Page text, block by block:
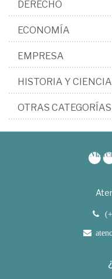
DERECHO
ECONOMÍA
EMPRESA
HISTORIA Y
OTRAS CATEGORÍAS